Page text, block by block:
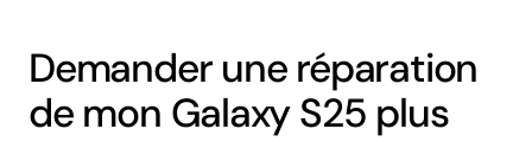
Demander une réparation
de mon Galaxy S25 plus